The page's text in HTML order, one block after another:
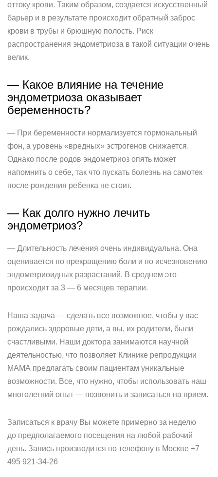
оттоку крови. Таким образом, создается искусственный
барьер и в результате происходит обратный заброс
крови в трубы и брюшную полость. Риск
распространения эндометриоза в такой ситуации очень
велик.
— Какое влияние на течение
эндометриоза оказывает
беременность?
— При беременности нормализуется гормональный
фон, а уровень «вредных» эстрогенов снижается.
Однако после родов эндометриоз опять может
напомнить о себе, так что пускать болезнь на самотек
после рождения ребенка не стоит.
— Как долго нужно лечить
эндометриоз?
— Длительность лечения очень индивидуальна. Она
оценивается по прекращению боли и по исчезновению
эндометриоидных разрастаний. В среднем это
происходит за 3 — 6 месяцев терапии.
Наша задача — сделать все возможное, чтобы у вас
рождались здоровые дети, а вы, их родители, были
счастливыми. Наши доктора занимаются научной
деятельностью, что позволяет Клинике репродукции
МАМА предлагать своим пациентам уникальные
возможности. Все, что нужно, чтобы использовать наш
многолетний опыт — позвонить и записаться на прием.
Записаться к врачу Вы можете примерно за неделю
до предполагаемого посещения на любой рабочий
день. Запись производится по телефону в Москве +7
495 921-34-26